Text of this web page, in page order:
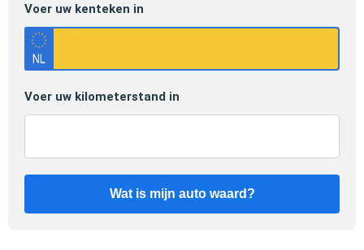
Voer uw kenteken in
Voer uw kilometerstand in
Wat is mijn auto waard?